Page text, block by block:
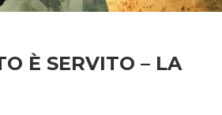
È SERVITO – LA